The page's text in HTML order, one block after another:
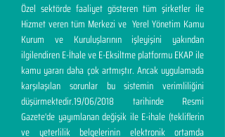
Özel sektörde faaliyet gösteren tüm şirketler ile
Hizmet veren tüm Merkezi ve Yerel Yönetim Kamu
Kurum ve Kuruluşlarının işleyişini yakından
ilgilendiren E-İhale ve E-Eksiltme platformu EKAP ile
kamu yararı daha çok artmıştır. Ancak uygulamada
karşılaşılan sorunlar bu sistemin verimliliğini
düşürmektedir.19/06/2018 tarihinde Resmi
Gazete'de yayımlanan değişik ile E-ihale (tekliflerin
ve yeterlilik belgelerinin elektronik ortamda